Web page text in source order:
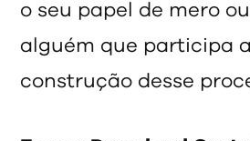
o seu papel de mero
alguém que participa
construção desse